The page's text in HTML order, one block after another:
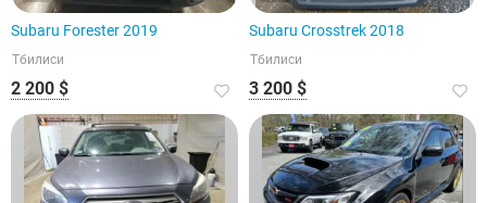
Subaru Forester 2019
Тбилиси
2 200 $
Subaru Crosstrek 2018
Тбилиси
3 200 $